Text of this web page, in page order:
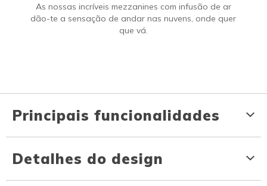
As nossas incríveis mezzanines com infusão de ar
dão-te a sensação de andar nas nuvens, onde quer
que vá.
Principais funcionalidades
Detalhes do design